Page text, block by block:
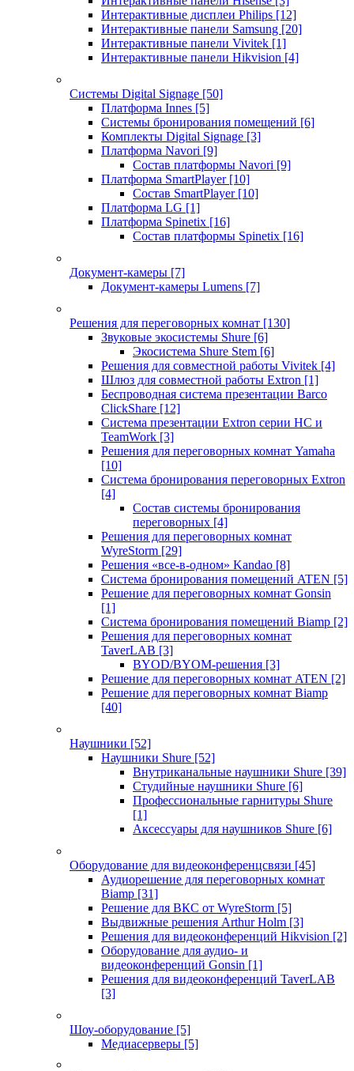
Интерактивные дисплеи Philips [12]
Интерактивные панели Samsung [20]
Интерактивные панели Vivitek [1]
Интерактивные панели Hikvision [4]
Системы Digital Signage [50]
Платформа Innes [5]
Системы бронирования помещений [6]
Комплекты Digital Signage [3]
Платформа Navori [9]
Состав платформы Navori [9]
Платформа SmartPlayer [10]
Состав SmartPlayer [10]
Платформа LG [1]
Платформа Spinetix [16]
Состав платформы Spinetix [16]
Документ-камеры [7]
Документ-камеры Lumens [7]
Решения для переговорных комнат [130]
Звуковые экосистемы Shure [6]
Экосистема Shure Stem [6]
Решения для совместной работы Vivitek [4]
Шлюз для совместной работы Extron [1]
Беспроводная система презентации Barco
ClickShare [12]
Система презентации Extron серии HC и
TeamWork [3]
Решения для переговорных комнат Yamaha
[10]
Система бронирования переговорных Extron
[4]
Состав системы бронирования
переговорных [4]
Решения для переговорных комнат
WyreStorm [29]
Решения «все-в-одном» Kandao [8]
Система бронирования помещений ATEN [5]
Решение для переговорных комнат Gonsin
[1]
Система бронирования помещений Biamp [2]
Решения для переговорных комнат
TaverLAB [3]
BYOD/BYOM-решения [3]
Решение для переговорных комнат ATEN [2]
Решение для переговорных комнат Biamp
[40]
Наушники [52]
Наушники Shure [52]
Внутриканальные наушники Shure [39]
Студийные наушники Shure [6]
Профессиональные гарнитуры Shure
[1]
Аксессуары для наушников Shure [6]
Оборудование для видеоконференцсвязи [45]
Аудиорешение для переговорных комнат
Biamp [31]
Решение для ВКС от WyreStorm [5]
Выдвижные решения Arthur Holm [3]
Решения для видеоконференций Hikvision [2]
Оборудование для аудио- и
видеоконференций Gonsin [1]
Решения для видеоконференций TaverLAB
[3]
Шоу-оборудование [5]
Медиасерверы [5]